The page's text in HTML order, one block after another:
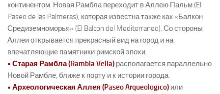
континентом. Новая Рамбла переходит в Аллею Пальм (El
Paseo de las Palmeras), которая известна также как «Балкон
Средиземноморья» (El Balcon del Mediterraneo). Со стороны
Аллеи открывается прекрасный вид на город и на
впечатляющие памятники римской эпохи.
• Старая Рамбла (Rambla Vella) располагается параллельно
Новой Рамбле, ближе к порту и к истории города.
• Археологическая Аллея (Paseo Arqueologico) или